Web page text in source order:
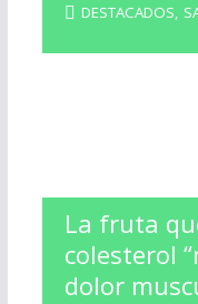
DESTACADOS,
La fruta
colesterol
dolor